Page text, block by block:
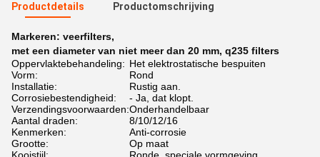
Productdetails Productomschrijving
Markeren: veerfilters,
met een diameter van niet meer dan 20 mm, q235 filters
Oppervlaktebehandeling: Het elektrostatische bespuiten
Vorm:
Rond
Installatie:
Rustig aan.
Corrosiebestendigheid:
- Ja, dat klopt.
Verzendingsvoorwaarden:Onderhandelbaar
Aantal draden:
8/10/12/16
Kenmerken:
Anti-corrosie
Grootte:
Op maat